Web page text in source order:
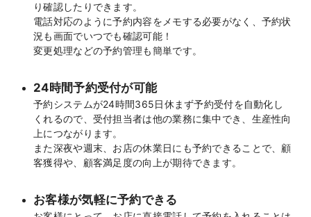
り確認したりできます。
電話対応のように予約内容をメモする必要がなく、予約状
況も画面でいつでも確認可能！
変更処理などの予約管理も簡単です。
24時間予約受付が可能
予約システムが24時間365日休まず予約受付を自動化し
くれるので、受付担当者は他の業務に集中でき、生産性向
上につながります。
また深夜や週末、お店の休業日にも予約できることで、顧
客獲得や、顧客満足度の向上が期待できます。
お客様が気軽に予約できる